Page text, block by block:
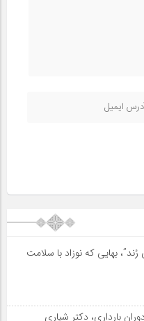
بهایی که نوزاد با سلامت
بارداری، دکتر شیاری